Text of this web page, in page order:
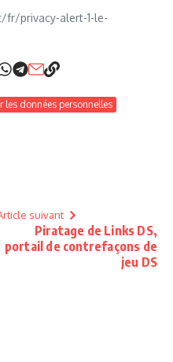
privacy-alert-1-le-
les données personnelles
suivant
Piratage de Links DS,
portail de contrefaçons de
jeu DS